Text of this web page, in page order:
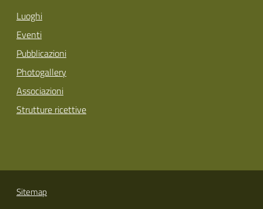
Luoghi
Eventi
Pubblicazioni
Photogallery
Associazioni
Strutture ricettive
Sitemap